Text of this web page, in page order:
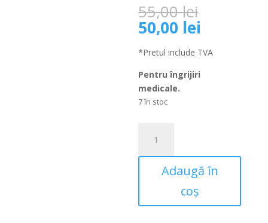
55,00lei
fost:
50,00 lei
este:
*Pretul include TVA
Pentru îngrijiri
medicale.
7 în stoc
Tinctura
calmanta
Adaugă în
coș